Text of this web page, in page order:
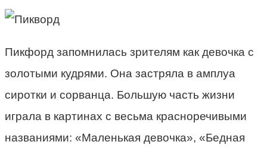
Пикфорд запомнилась зрителям как девочка с
золотыми кудрями. Она застряла в амплуа
сиротки и сорванца. Большую часть жизни
играла в картинах с весьма красноречивыми
названиями: «Маленькая девочка», «Бедная